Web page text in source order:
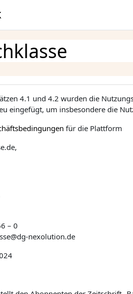
4.1 und 4.2 wurden die
eingefügt, um insbesondere die
für die Plattform
– 0
nexolution.de